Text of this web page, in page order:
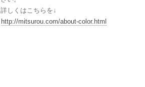
詳しくはこちらを↓
http://mitsurou.com/about-color.html